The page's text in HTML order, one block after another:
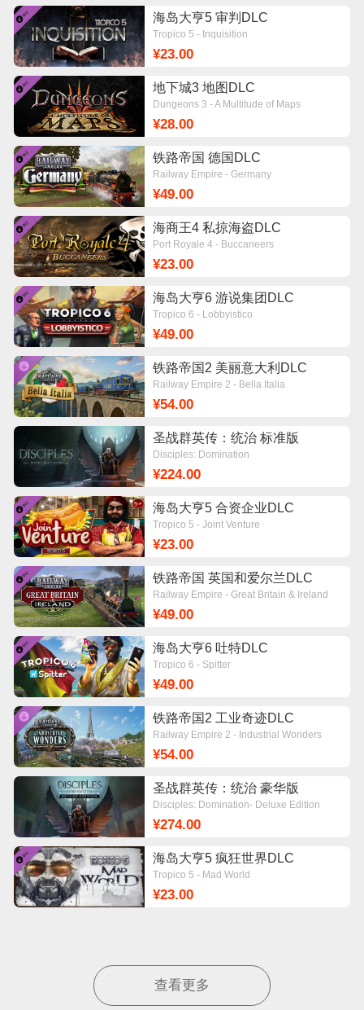
海岛大亨5 审判DLC
Tropico 5 - Inquisition
¥23.00
地下城3 地图DLC
Dungeons 3 - A Multitude of Maps
¥28.00
铁路帝国 德国DLC
Railway Empire - Germany
¥49.00
海商王4 私掠海盗DLC
Port Royale 4 - Buccaneers
¥23.00
海岛大亨6 游说集团DLC
Tropico 6 - Lobbyistico
¥49.00
铁路帝国2 美丽意大利DLC
Railway Empire 2 - Bella Italia
¥54.00
圣战群英传：统治 标准版
Disciples: Domination
¥224.00
海岛大亨5 合资企业DLC
Tropico 5 - Joint Venture
¥23.00
铁路帝国 英国和爱尔兰DLC
Railway Empire - Great Britain & Ireland
¥49.00
海岛大亨6 吐特DLC
Tropico 6 - Spitter
¥49.00
铁路帝国2 工业奇迹DLC
Railway Empire 2 - Industrial Wonders
¥54.00
圣战群英传：统治 豪华版
Disciples: Domination- Deluxe Edition
¥274.00
海岛大亨5 疯狂世界DLC
Tropico 5 - Mad World
¥23.00
查看更多